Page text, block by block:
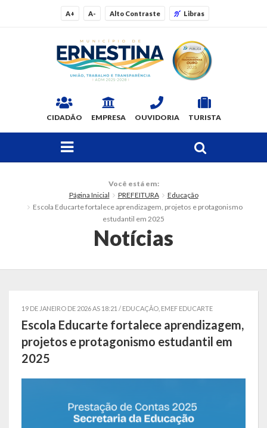
A+ A- Alto Contraste Libras
CIDADÃO EMPRESA OUVIDORIA TURISTA
Dados Gerais
Símbolos
Telefones Úteis
Secretarias
Administração
Você está em:
Página Inicial
PREFEITURA
Educação
Escola Educarte fortalece aprendizagem, projetos e protagonismo
estudantil em 2025
Notícias
19 DE JANEIRO DE 2026 AS 18:21 / EDUCAÇÃO EMEF EDUCARTE
Escola Educarte fortalece aprendizagem,
projetos e protagonismo estudantil em
2025